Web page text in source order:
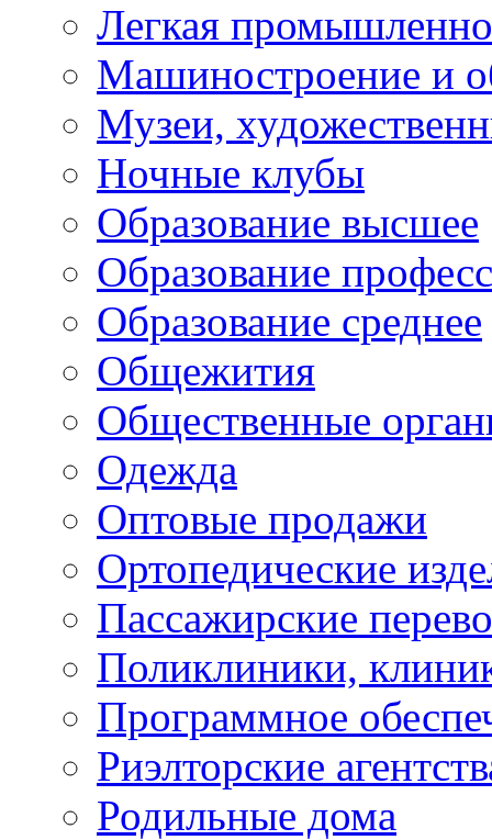
Легкая
Машиностроение и
Музеи,
Ночные клубы
Образование высшее
Образование
Образование среднее
Общежития
Общественные
Одежда
Оптовые продажи
Ортопедические
Пассажирские
Поликлиники,
Программное
Риэлторские
Родильные дома